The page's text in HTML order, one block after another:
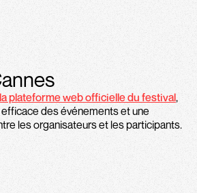
la plateforme web officielle du festival,
des événements et une
les organisateurs et les participants.